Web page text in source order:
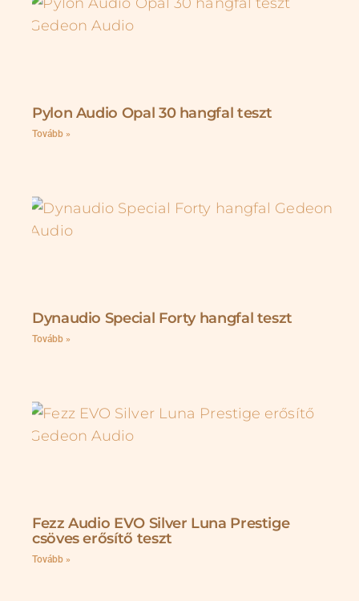
Pylon Audio Opal 30 hangfal teszt
Tovább »
Dynaudio Special Forty hangfal teszt
Tovább »
Fezz Audio EVO Silver Luna Prestige
csöves erősítő teszt
Tovább »